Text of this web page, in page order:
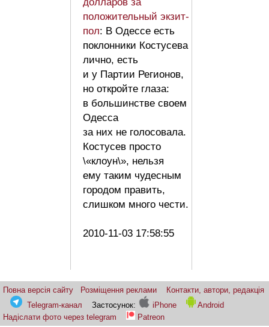
положительный экзит-
пол: В Одессе есть
поклонники Костусева
лично, есть
и у Партии Регионов,
но откройте глаза:
в большинстве своем
Одесса
за них не голосовала.
Костусев просто
\«клоун\», нельзя
ему таким чудесным
городом править,
слишком много чести.
2010-11-03 17:58:55
Повна версія сайту Розміщення реклами
Контакти, автори, редакція
Telegram-канал
Застосунок: iPhone
Android
Надіслати фото через telegram
Patreon